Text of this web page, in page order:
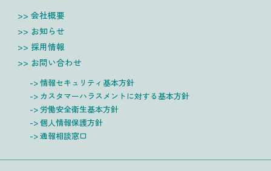
会社概要
お知らせ
採用情報
お問い合わせ
情報セキュリティ基本方針
カスタマーハラスメントに対する基本方針
労働安全衛生基本方針
個人情報保護方針
通報相談窓口